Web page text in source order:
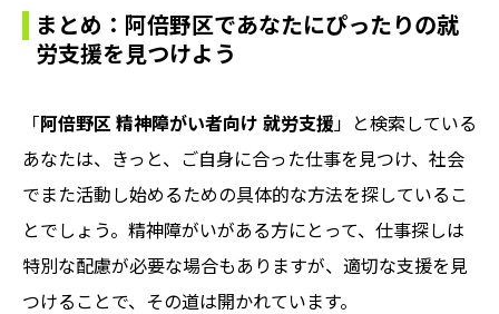
まとめ：阿倍野区であなたにぴったりの就
労支援を見つけよう
「阿倍野区 精神障がい者向け 就労支援 」と検索している
あなたは、きっと、ご自身に合った仕事を見つけ、社会
でまた活動し始めるための具体的な方法を探しているこ
とでしょう。精神障がいがある方にとって、仕事探しは
特別な配慮が必要な場合もありますが、適切な支援を見
つけることで、その道は開かれています。